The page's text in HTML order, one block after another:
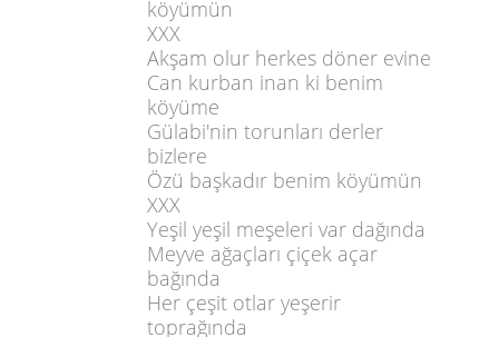
köyümün
XXX
Akşam olur herkes döner evine
Can kurban inan ki benim
köyüme
Gülabi'nin torunları derler
bizlere
Özü başkadır benim köyümün
XXX
Yeşil yeşil meşeleri var dağında
Meyve ağaçları çiçek açar
bağında
Her çeşit otlar yeşerir
toprağında